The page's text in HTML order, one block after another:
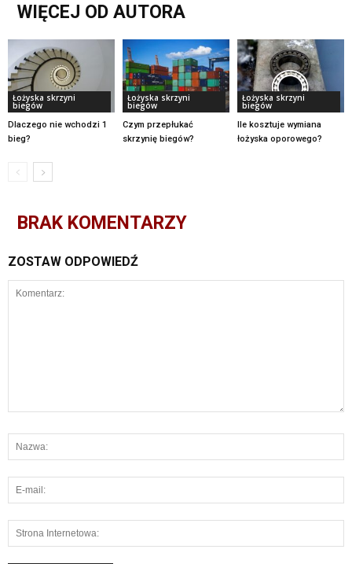
WIĘCEJ OD AUTORA
Łożyska skrzyni
biegów
Dlaczego nie wchodzi 1
bieg?
Łożyska skrzyni
biegów
Czym przepłukać
skrzynię biegów?
Łożyska skrzyni
biegów
Ile kosztuje wymiana
łożyska oporowego?
BRAK KOMENTARZY
ZOSTAW ODPOWIEDŹ